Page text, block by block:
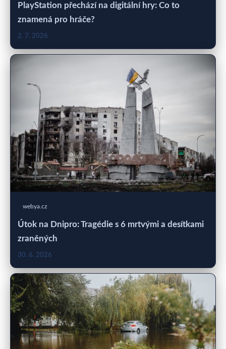
PlayStation přechází na digitální hry: Co to
znamená pro hráče?
2. 7. 2026
webya.cz
Útok na Dnipro: Tragédie s 6 mrtvými a desítkami
zraněných
30. 6. 2026